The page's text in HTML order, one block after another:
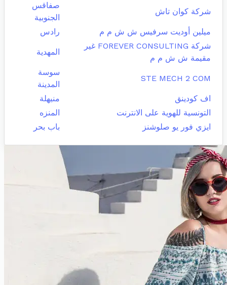
شركة كوان تاش
صفاقس
الجنوبية
ميلين أوديت سرفيس ش ش م م
رادس
شركة FOREVER CONSULTING غير
مقيمة ش ش م م
المهدية
STE MECH 2 COM
سوسة
المدينة
اف كودينق
منيهلة
التونسية للهوية على الانترنت
المنزه
ايزي فور يو صلوشنز
باب بحر